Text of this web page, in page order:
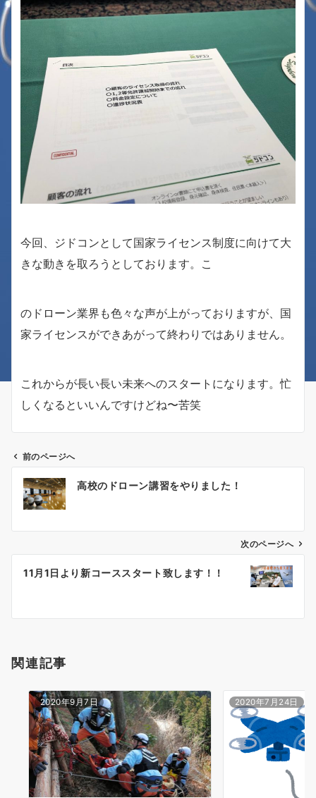
今回、ジドコンとして国家ライセンス制度に向けて大
きな動きを取ろうとしております。こ
のドローン業界も色々な声が上がっておりますが、国
家ライセンスができあがって終わりではありません。
これからが長い長い未来へのスタートになります。忙
しくなるといいんですけどね〜苦笑
投
稿
ゲ
シ
ン
前のページへ
高校のドローン講習をやりました！
次のページへ
11月1日より新コーススタート致します！！
関連記事
2020年9月7日 2020年7月24日